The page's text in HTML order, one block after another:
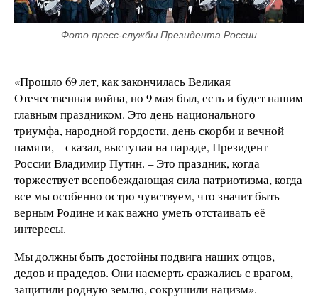
Фото пресс-службы Президента России
«Прошло 69 лет, как закончилась Великая
Отечественная война, но 9 мая был, есть и будет нашим
главным праздником. Это день национального
триумфа, народной гордости, день скорби и вечной
памяти, – сказал, выступая на параде, Президент
России Владимир Путин. –Это праздник, когда
торжествует всепобеждающая сила патриотизма, когда
все мы особенно остро чувствуем, что значит быть
верным Родине и как важно уметь отстаивать её
интересы.
Мы должны быть достойны подвига наших отцов,
дедов и прадедов. Они насмерть сражались с врагом,
защитили родную землю, сокрушили нацизм».